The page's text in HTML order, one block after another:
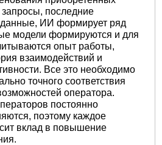
последние
данные, ИИ формирует ряд
модели формируются и для
опыт работы,
взаимодействий и
Все это необходимо
точного соответствия
оператора.
постоянно
поэтому каждое
вклад в повышение